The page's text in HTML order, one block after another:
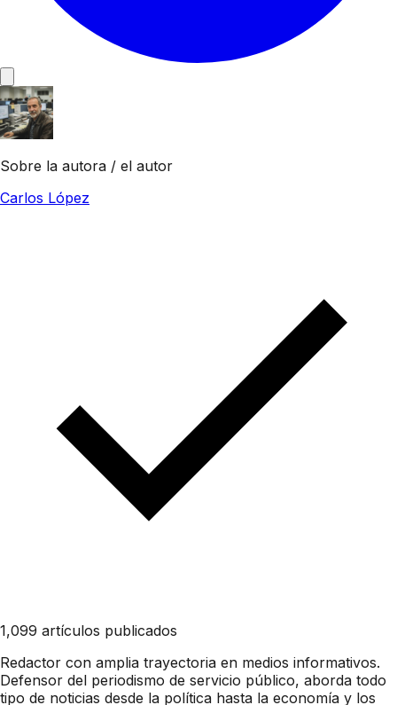
Sobre la autora / el autor
Carlos López
1,099 artículos publicados
Redactor con amplia trayectoria en medios informativos.
Defensor del periodismo de servicio público, aborda todo
tipo de noticias desde la política hasta la economía y los